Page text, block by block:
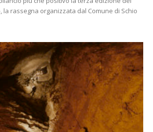
la rassegna organizzata dal Comune di Schio